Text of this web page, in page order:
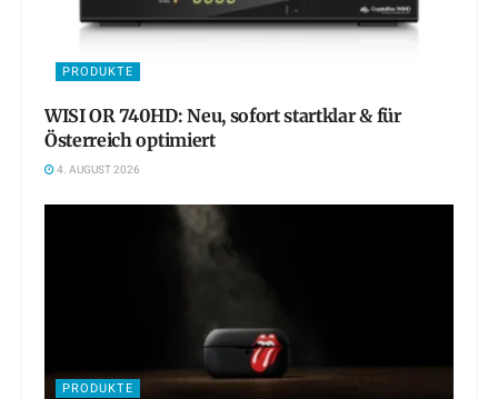
PRODUKTE
WISI OR 740HD: Neu, sofort startklar & für
Österreich optimiert
4. AUGUST 2026
PRODUKTE